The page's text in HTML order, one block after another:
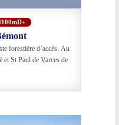
forestière d’accès. Au
et St Paul de Varces de